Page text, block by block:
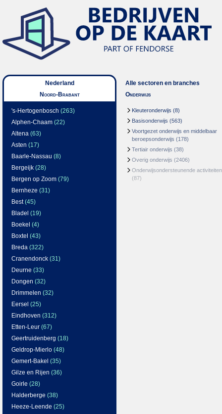
Nederland
Noord-Brabant
's-Hertogenbosch (263)
Alphen-Chaam (22)
Altena (63)
Asten (17)
Baarle-Nassau (8)
Bergeijk (28)
Bergen op Zoom (79)
Bernheze (31)
Best(45)
Bladel (19)
Boekel (4)
Boxtel (43)
Breda (322)
Cranendonck (31)
Deurne (33)
Dongen (32)
Drimmelen (32)
Eersel (25)
Eindhoven (312)
Etten-Leur (67)
Geertruidenberg (18)
Geldrop-Mierlo (48)
Gemert-Bakel (35)
Gilze en Rijen (36)
Goirle (28)
Halderberge (38)
Heeze-Leende (25)
Alle sectoren en branches
Onderwijs
Kleuteronderwijs (8)
Basisonderwijs (563)
Voortgezet onderwijs en middelbaar
beroepsonderwijs (178)
Tertiair onderwijs (38)
Overig onderwijs (2406)
Onderwijsondersteunende activiteiten
(87)